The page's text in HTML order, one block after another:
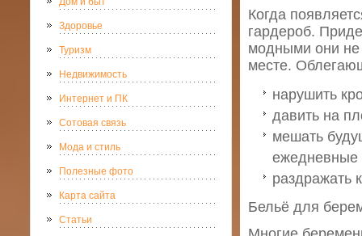
Здоровье
Туризм
Недвижимость
Интернет и ПК
Сотовая связь
Мода и стиль
Полезные фото
Карта сайта
Статьи
Когда
гардероб.
модными они не
месте.
нарушить
давить на
мешать
ежедневные
раздражать
Бельё для